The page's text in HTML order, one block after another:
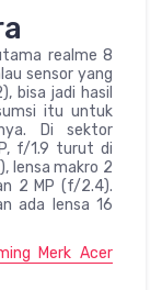
realme 8
sensor yang
bisa jadi hasil
itu untuk
Di sektor
f/1.9 turut di
lensa makro 2
2 MP (f/2.4).
ada lensa 16
Merk Acer